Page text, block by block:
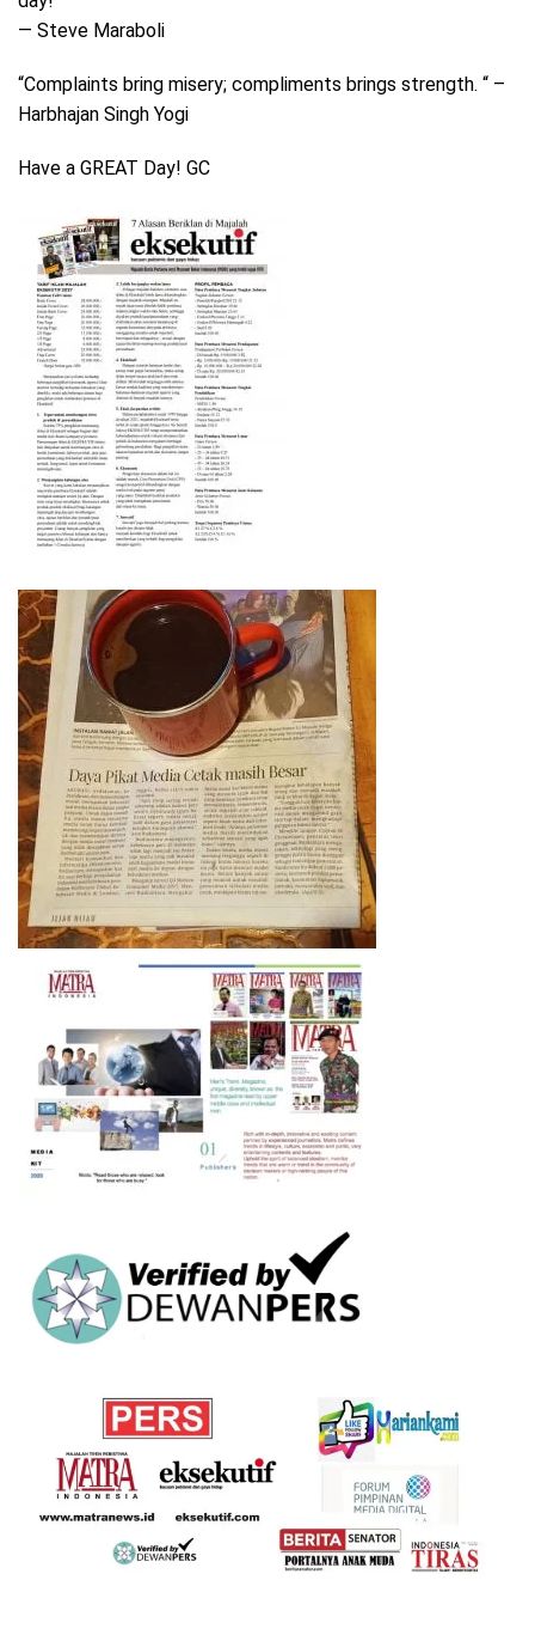
― Steve Maraboli
“Complaints bring misery; compliments brings strength. “ –
Harbhajan Singh Yogi
Have a GREAT Day! GC